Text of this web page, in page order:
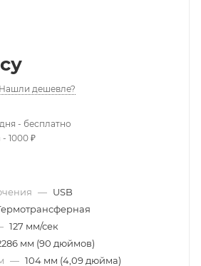
Нашли дешевле?
- бесплатно
- 1000 ₽
— USB
127 мм/сек
мм (90 дюймов)
— 104 мм (4,09 дюйма)